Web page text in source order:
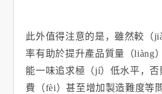
此外值得注意的是，雖然較（
率有助於提升產品質量（liàng
能一味追求極（jí）低水平，否
費（fèi）甚至增加製造難度等